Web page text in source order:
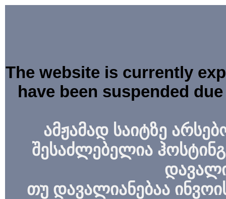
The website is currently
have been suspended
ამჟამად საიტზე
შესაძლებელია
თუ დავალიანებაა